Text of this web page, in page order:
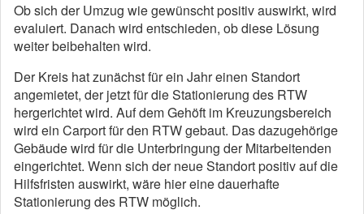
Ob sich der Umzug wie gewünscht positiv auswirkt, wird
evaluiert. Danach wird entschieden, ob diese Lösung
weiter beibehalten wird.
Der Kreis hat zunächst für ein Jahr einen Standort
angemietet, der jetzt für die Stationierung des RTW
hergerichtet wird. Auf dem Gehöft im Kreuzungsbereich
wird ein Carport für den RTW gebaut. Das dazugehörige
Gebäude wird für die Unterbringung der Mitarbeitenden
eingerichtet. Wenn sich der neue Standort positiv auf die
Hilfsfristen auswirkt, wäre hier eine dauerhafte
Stationierung des RTW möglich.